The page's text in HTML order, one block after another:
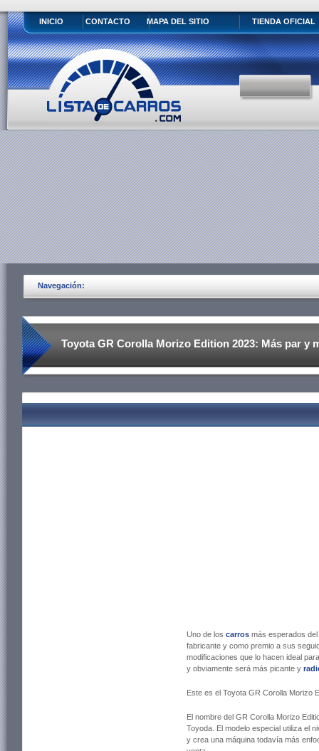
INICIO CONTACTO MAPA DEL SITIO TIENDA OFICIAL
Navegación:
Toyota GR Corolla Morizo ​​Edition 2023: Más par y
Uno de los carros más esperados
fabricante y como premio a sus
modificaciones que lo hacen ideal
y obviamente será más picante y
Este es el Toyota GR Corolla Morizo
El nombre del GR Corolla Morizo
Toyoda. El modelo especial utiliza el
y crea una máquina todavía más